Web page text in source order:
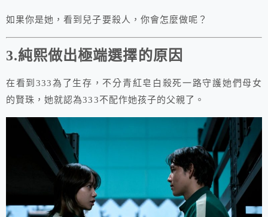
如果你是她，看到兒子要殺人，你會怎麼做呢？
3.純熙做出極端選擇的原因
在看到333為了生存，不分青紅皂白殺死一路守護她們母女
的賢珠，她就認為333不配作她孩子的父親了。